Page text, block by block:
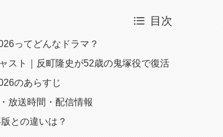
目次
ってどんなドラマ？
スト｜反町隆史が52歳の鬼塚役で復活
のあらすじ
放送時間・配信情報
との違いは？